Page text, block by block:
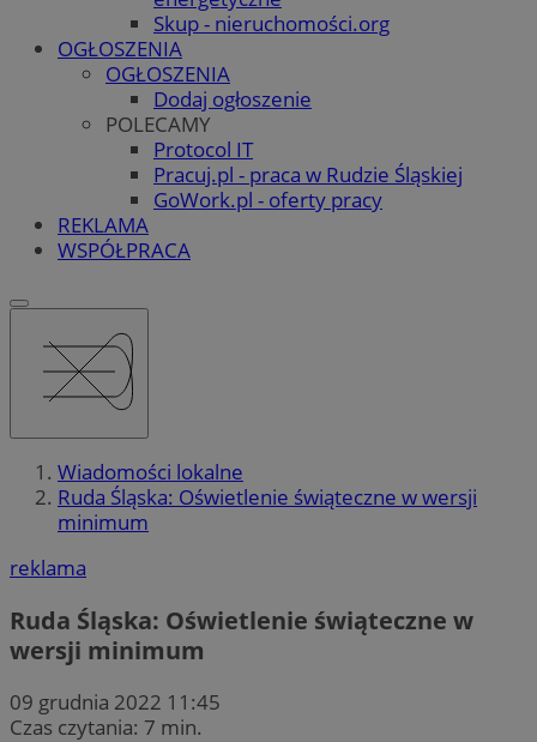
Skup - nieruchomości.org
OGŁOSZENIA
OGŁOSZENIA
Dodaj ogłoszenie
POLECAMY
Protocol IT
Pracuj.pl - praca w Rudzie Śląskiej
GoWork.pl - oferty pracy
REKLAMA
WSPÓŁPRACA
Wiadomości lokalne
Ruda Śląska: Oświetlenie świąteczne w wersji
minimum
reklama
Ruda Śląska: Oświetlenie świąteczne w
wersji minimum
09 grudnia 2022 11:45
Czas czytania: 7 min.